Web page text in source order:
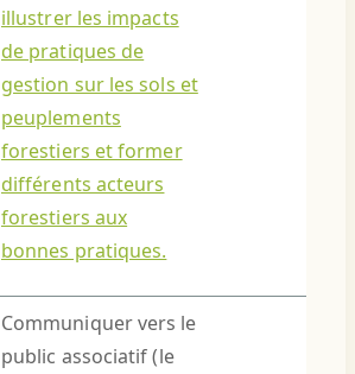
illustrer les impacts
de pratiques de
gestion sur les sols et
peuplements
forestiers et former
différents acteurs
forestiers aux
bonnes pratiques.
Communiquer vers le
public associatif (le